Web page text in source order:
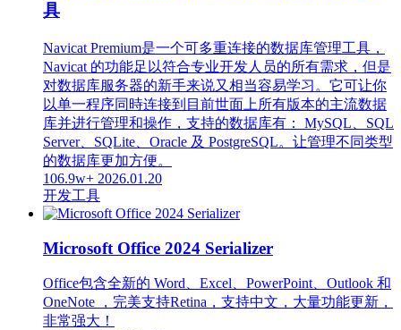
具
Navicat Premium是一个可多重连接的数据库管理工具，
Navicat 的功能足以符合专业开发人员的所有需求，但是
对数据库服务器的新手来说又相当容易学习。它可让你
以单一程序同時连接到目前世面上所有版本的主流数据
库并进行管理和操作，支持的数据库有： MySQL、SQL
Server、SQLite、Oracle 及 PostgreSQL。让管理不同类型
的数据库更加方便。
106.9w+ 2026.01.20
开发工具
Microsoft Office 2024 Serializer
Office包含全新的 Word、Excel、PowerPoint、Outlook 和
OneNote ，完美支持Retina，支持中文，大量功能更新，
非常强大！